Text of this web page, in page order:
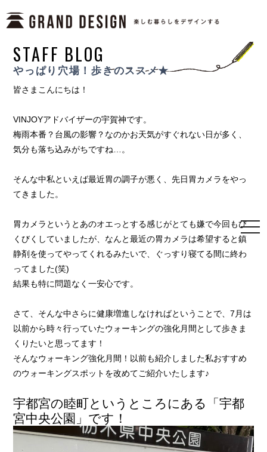
STAFF BLOG
やっぱり穴場！歩きのススメ★
皆さまこんにちは！
VINJOYアドバイザーの宇賀神です。
梅雨本番？台風の影響？なのかお天気がすぐれない日が多く、
気分も落ち込みがちですね…。
そんな中私といえば最近胃の調子が悪く、先日胃カメラをやっ
てきました。
胃カメラというとあのオエっとする感じがとても嫌で今回もび
くびくしていましたが、なんと最近の胃カメラは希望すると鎮
静剤を使ってやってくれるみたいで、ぐっすり寝てる間に終わ
ってました(笑)
結果も特に問題なく一安心です。
さて、そんな中さらに健康増進しなければということで、7月は
以前から時々行っていたウォーキングの強化月間として歩きま
くりたいと思ってます！
そんなウォーキング強化月間！以前も紹介しました私おすすめ
のウォーキングスポットを改めてご紹介いたします♪
宇都宮の睦町というところにある「宇都
宮中央公園」です！